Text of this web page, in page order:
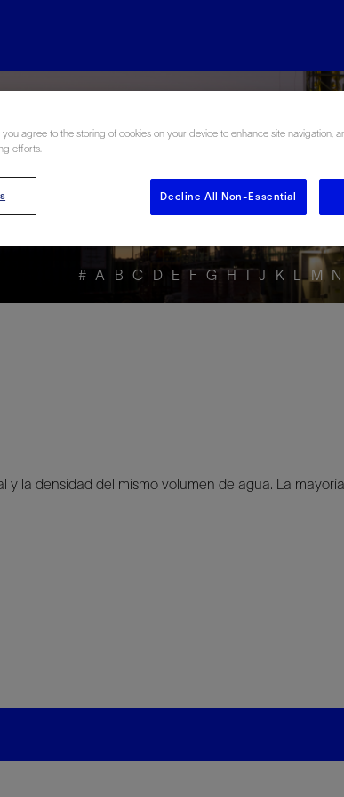
Glossary en
# A B C D E F G H I J K L M N
la densidad del mismo volumen de agua. La
you agree to the storing of cookies on your device to enhance site navigation,
efforts.
Decline All Non-Essential